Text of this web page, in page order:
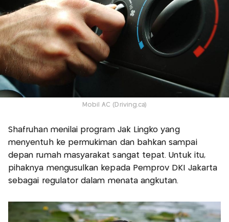
Mobil AC (Driving.ca)
Shafruhan menilai program Jak Lingko yang
menyentuh ke permukiman dan bahkan sampai
depan rumah masyarakat sangat tepat. Untuk itu,
pihaknya mengusulkan kepada Pemprov DKI Jakarta
sebagai regulator dalam menata angkutan.